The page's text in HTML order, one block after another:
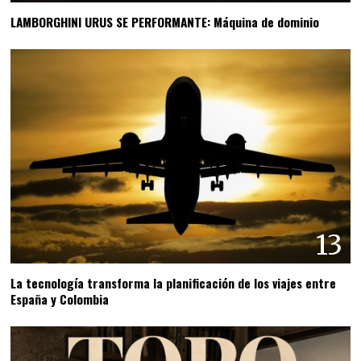
LAMBORGHINI URUS SE PERFORMANTE: Máquina de dominio
13
La tecnología transforma la planificación de los viajes entre
España y Colombia